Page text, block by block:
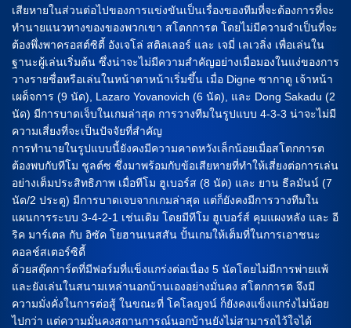
เสียหายในส่วนต่อไปของการแข่งขันเป็นเรื่องของทีมที่จะต้องการที่จะ
ทำนายแนวทางของของพวกเขา สโตกการต โดยไม่มีความจำเป็นที่จะ
ต้องพึ่งพาครอสต์ซิตี้ อังเจโล่ สติลเลอร์ และ เจมี่ เลเวลิ่ง เพื่อเล่นใน
ฐานะผู้เล่นเริ่มต้น ซึ่งน่าจะไม่มีความสำคัญอย่างเมื่อมองในแง่ของการ
วางรายชื่อหรือเล่นในหน้าตาหน้าเริ่มขึ้น เมื่อ Digne ซากาดู เจ้าหน้า
เผด็จการ (9 นัด), Lazaro Yovanovich (6 นัด), และ Dong Sakadu (2
นัด) มีการบาดเจ็บในเกมล่าสุด การวางทีมในรูปแบบ 4-3-3 น่าจะไม่มี
ความเสี่ยงที่จะเป็นปัจจัยที่สำคัญ
การทำนายในรูปแบบนี้ยังคงมีความคาดหวังเล็กน้อยเมื่อสโตกการต
ต้องพบกับทีโม ชูลต์ซ ซึ่งมาพร้อมกับข้อเสียหายที่ทำให้เสี่ยงต่อการเล่น
อย่างเต็มประสิทธิภาพ เมื่อทีโม ฮูเบอร์ส (8 นัด) และ ยาน ธีลมันน์ (7
นัด/2 ประตู) มีการบาดเจบจากเกมล่าสุด แต่ก็ยังคงมีการวางทีมใน
แผนการระบบ 3-4-2-1 เช่นเดิม โดยมีทีโม ฮูเบอร์ส์ คุมแผงหลัง และ อี
ริค มาร์เตล กับ อิซัค โยฮานเนสสัน ปั้นเกมให้เต็มที่ในการเอาชนะ
คอลช์สเตอร์ซิตี้
ด้วยสตุ๊ตการ์ตที่มีฟอร์มที่แข็งแกร่งต่อเนื่อง 5 นัดโดยไม่มีการพ่ายแพ้
และยังเล่นในสนามเหล่านอกบ้านเองอย่างมั่นคง สโตกการต จึงมี
ความมั่งคั่งในการต่อสู้ ในขณะที่ โคโลญจน์ ก็ยังคงแข็งแกร่งไม่น้อย
ไปกว่า แต่ความมั่นคงสถานการณ์นอกบ้านยังไม่สามารถไว้ใจได้